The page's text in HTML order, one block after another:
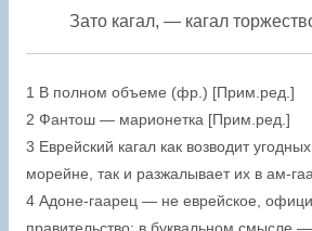
Зато кагал, — кагал
1 В полном объеме (фр.) [Прим.ред.]
2 Фантош — марионетка [Прим.ред.]
3 Еврейский кагал как возводит
морейне, так и разжалывает их в ам-
4 Адоне-гаарец — не еврейское,
правительство; в буквальном смысле